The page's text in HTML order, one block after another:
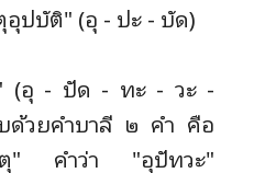
ปบัติ" (อุ - ปะ - บัด)
" (อุ - ปัด - ทะ - วะ -
ด้วยคำบาลี ๒ คำ คือ
คำว่า "อุปัทวะ"